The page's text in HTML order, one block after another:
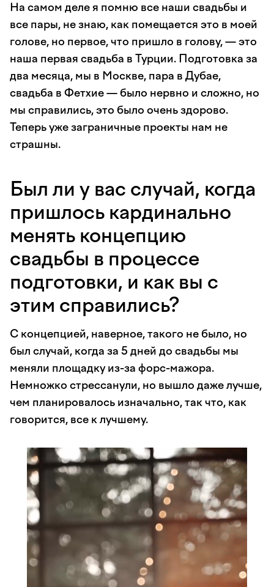
На самом деле я помню все наши свадьбы и
все пары, не знаю, как помещается это в моей
голове, но первое, что пришло в голову, — это
наша первая свадьба в Турции. Подготовка за
два месяца, мы в Москве, пара в Дубае,
свадьба в Фетхие — было нервно и сложно, но
мы справились, это было очень здорово.
Теперь уже заграничные проекты нам не
страшны.
Был ли у вас случай, когда
пришлось кардинально
менять концепцию
свадьбы в процессе
подготовки, и как вы с
этим справились?
С концепцией, наверное, такого не было, но
был случай, когда за 5 дней до свадьбы мы
меняли площадку из-за форс-мажора.
Немножко стрессанули, но вышло даже лучше,
чем планировалось изначально, так что, как
говорится, все к лучшему.